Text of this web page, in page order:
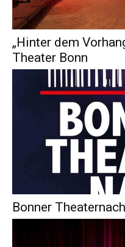
„Hinter dem
Theater Bonn
Bonner